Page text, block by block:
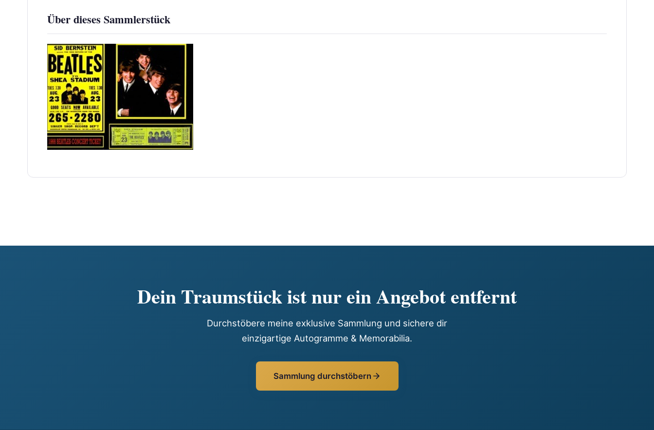
Über dieses Sammlerstück
Dein Traumstück ist nur ein Angebot entfernt
Durchstöbere meine exklusive Sammlung und sichere dir
einzigartige Autogramme & Memorabilia.
Sammlung durchstöbern